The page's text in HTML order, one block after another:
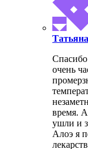
Татьяна
очень
время. А
ушли и
Алоэ я